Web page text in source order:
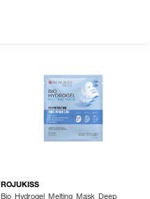
ROJUKISS
Bio Hydrogel Melting Mask Deep